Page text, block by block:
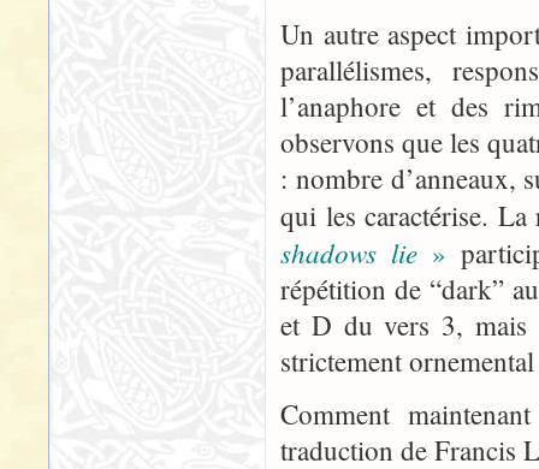
Un autre aspect
parallélismes,
l’anaphore et des
observons que les
: nombre d’anneaux,
qui les caractérise.
shadows lie »
répétition de “dark”
et D du vers 3, mais
strictement
Comment
traduction de Francis